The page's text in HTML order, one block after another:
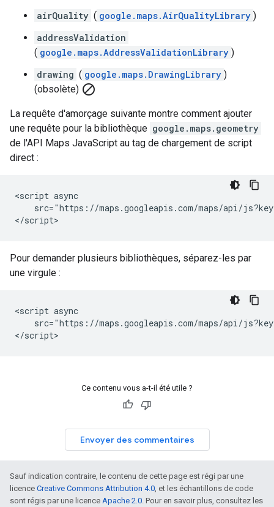
airQuality ( google.maps.AirQualityLibrary )
addressValidation
( google.maps.AddressValidationLibrary )
drawing ( google.maps.DrawingLibrary )
(obsolète) block
La requête d'amorçage suivante montre comment ajouter
une requête pour la bibliothèque google.maps.geometry
de l'API Maps JavaScript au tag de chargement de script
direct :
<script async
src="https://maps.googleapis.com/maps/api/
</script>
Pour demander plusieurs bibliothèques, séparez-les par
une virgule :
<script async
src="https://maps.googleapis.com/maps/api/
</script>
Ce contenu vous a-t-il été utile ?
Envoyer des commentaires
Sauf indication contraire, le contenu de cette page est régi par une
licence Creative Commons Attribution 4.0, et les échantillons de code
sont régis par une licence Apache 2.0. Pour en savoir plus, consultez les